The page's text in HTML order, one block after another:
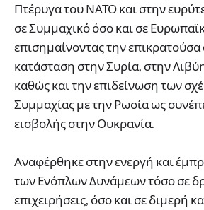
Πτέρυγα του ΝΑΤΟ και στην
σε Συμμαχικό όσο και σε
επισημαίνοντας την
κατάσταση στην Συρία, στην
καθώς και την επιδείνωση των
Συμμαχίας με την Ρωσία ως
εισβολής στην Ουκρανία.
Αναφέρθηκε στην ενεργή και
των Ενόπλων Δυνάμεων τόσο σε
επιχειρήσεις, όσο και σε διμερή